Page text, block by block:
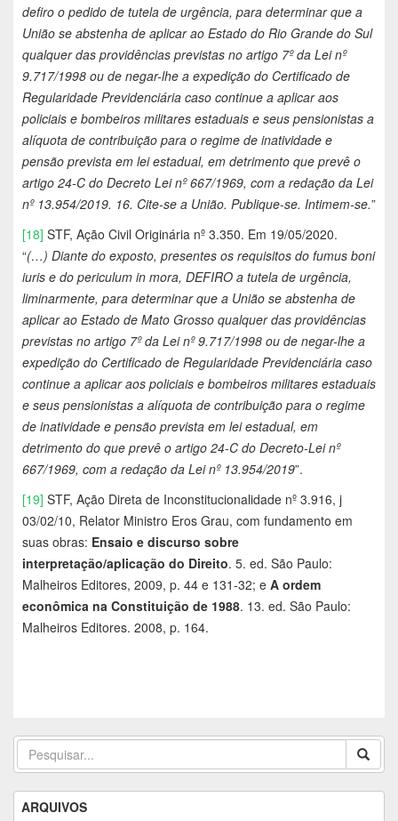
defiro o pedido de tutela de urgência, para determinar que a
União se abstenha de aplicar ao Estado do Rio Grande do Sul
qualquer das providências previstas no artigo 7º da Lei nº
9.717/1998 ou de negar-lhe a expedição do Certificado de
Regularidade Previdenciária caso continue a aplicar aos
policiais e bombeiros militares estaduais e seus pensionistas a
alíquota de contribuição para o regime de inatividade e
pensão prevista em lei estadual, em detrimento que prevê o
artigo 24-C do Decreto Lei nº 667/1969, com a redação da Lei
nº 13.954/2019. 16. Cite-se a União. Publique-se. Intimem-se.”
[18] STF, Ação Civil Originária nº 3.350. Em 19/05/2020.
“(…) Diante do exposto, presentes os requisitos do fumus boni
iuris e do periculum in mora, DEFIRO a tutela de urgência,
liminarmente, para determinar que a União se abstenha de
aplicar ao Estado de Mato Grosso qualquer das providências
previstas no artigo 7º da Lei nº 9.717/1998 ou de negar-lhe a
expedição do Certificado de Regularidade Previdenciária caso
continue a aplicar aos policiais e bombeiros militares estaduais
e seus pensionistas a alíquota de contribuição para o regime
de inatividade e pensão prevista em lei estadual, em
detrimento do que prevê o artigo 24-C do Decreto-Lei nº
667/1969, com a redação da Lei nº 13.954/2019”.
[19] STF, Ação Direta de Inconstitucionalidade nº 3.916, j
03/02/10, Relator Ministro Eros Grau, com fundamento em
suas obras: Ensaio e discurso sobre
interpretação/aplicação do Direito. 5. ed. São Paulo:
Malheiros Editores, 2009, p. 44 e 131-32; e A ordem
econômica na Constituição de 1988. 13. ed. São Paulo:
Malheiros Editores. 2008, p. 164.
ARQUIVOS